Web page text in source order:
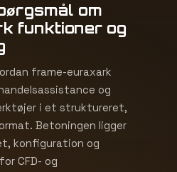
om
funktioner og
frame-euraxark
og
i et struktureret,
Betoningen ligger
konfiguration og
CFD- og